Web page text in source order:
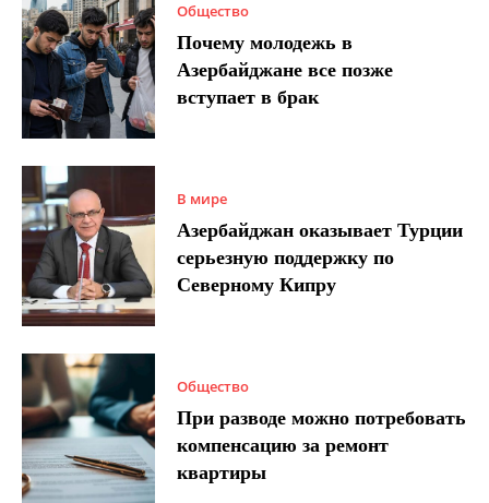
Общество
Почему молодежь в
Азербайджане все позже
вступает в брак
В мире
Азербайджан оказывает Турции
серьезную поддержку по
Северному Кипру
Общество
При разводе можно потребовать
компенсацию за ремонт
квартиры